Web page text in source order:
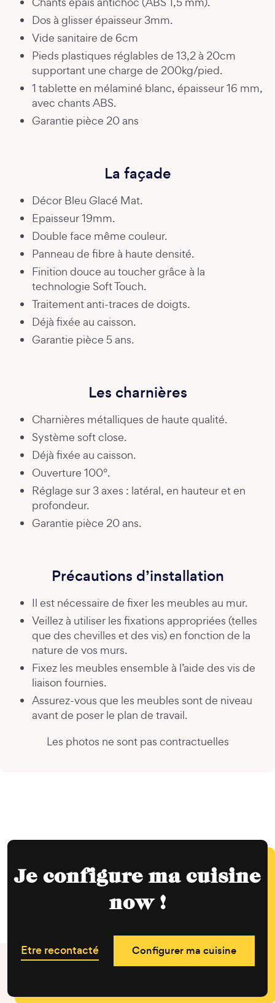
Dos à glisser épaisseur 3mm.
Vide sanitaire de 6cm
Pieds plastiques réglables de 13,2 à 20cm
supportant une charge de 200kg/pied.
1 tablette en mélaminé blanc, épaisseur 16 mm,
avec chants ABS.
Garantie pièce 20 ans
La façade
Décor Bleu Glacé Mat.
Epaisseur 19mm.
Double face même couleur.
Panneau de fibre à haute densité.
Finition douce au toucher grâce à la
technologie Soft Touch.
Traitement anti-traces de doigts.
Déjà fixée au caisson.
Garantie pièce 5 ans.
Les charnières
Charnières métalliques de haute qualité.
Système soft close.
Déjà fixée au caisson.
Ouverture 100°.
Réglage sur 3 axes : latéral, en hauteur et en
profondeur.
Garantie pièce 20 ans.
Précautions d’installation
Il est nécessaire de fixer les meubles au mur.
Veillez à utiliser les fixations appropriées (telles
que des chevilles et des vis) en fonction de la
nature de vos murs.
Fixez les meubles ensemble à l’aide des vis de
liaison fournies.
Assurez-vous que les meubles sont de niveau
avant de poser le plan de travail.
Les photos ne sont pas contractuelles
Je configure ma cuisine
now !
Etre recontacté Configurer ma cuisine